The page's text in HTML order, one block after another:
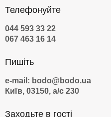
Телефонуйте
044 593 33 22
067 463 16 14
Пишіть
e-mail: bodo@bodo.ua
Київ, 03150, а/с 230
Заходьте в гості